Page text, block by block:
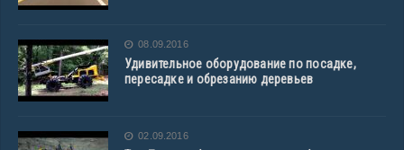
08.09.2016
Удивительное оборудование по посадке,
пересадке и обрезанию деревьев
02.09.2016